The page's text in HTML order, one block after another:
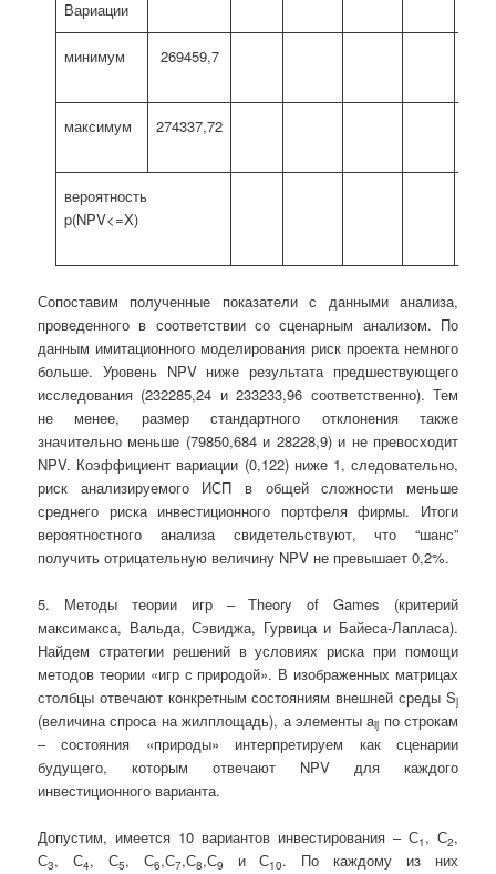
Вариации
минимум 269459,7
максимум 274337,72
вероятность
p(NPV<=X)
Сопоставим полученные показатели с данными анализа,
проведенного в соответствии со сценарным анализом. По
данным имитационного моделирования риск проекта немного
больше. Уровень NPV ниже результата предшествующего
исследования (232285,24 и 233233,96 соответственно). Тем
не менее, размер стандартного отклонения также
значительно меньше (79850,684 и 28228,9) и не превосходит
NPV. Коэффициент вариации (0,122) ниже 1, следовательно,
риск анализируемого ИСП в общей сложности меньше
среднего риска инвестиционного портфеля фирмы. Итоги
вероятностного анализа свидетельствуют, что “шанс”
получить отрицательную величину NPV не превышает 0,2%.
5. Методы теории игр – Theory of Games (критерий
максимакса, Вальда, Сэвиджа, Гурвица и Байеса-Лапласа).
Найдем стратегии решений в условиях риска при помощи
методов теории «игр с природой». В изображенных матрицах
столбцы отвечают конкретным состояниям внешней среды Sj
(величина спроса на жилплощадь), а элементы aij по строкам
– состояния «природы» интерпретируем как сценарии
будущего, которым отвечают NPV для каждого
инвестиционного варианта.
Допустим, имеется 10 вариантов инвестирования – С1 , С2,
С3, С4, С5, С6,С7,С8,С9 и С10. По каждому из них